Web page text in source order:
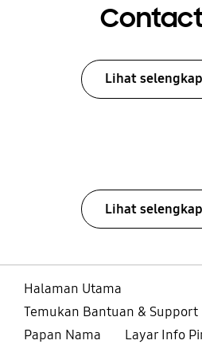
Lihat
Lihat
Halaman Utama
Temukan Bantuan & Support
Papan Nama
Layar Info